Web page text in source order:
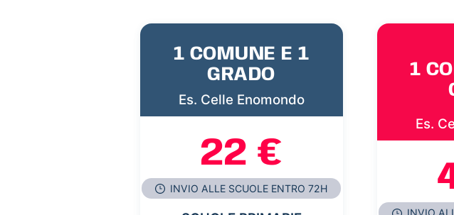
1 COMUNE E 1
GRADO
Es. Celle Enomondo
22 €
INVIO ALLE SCUOLE ENTRO 72H
1
Es.